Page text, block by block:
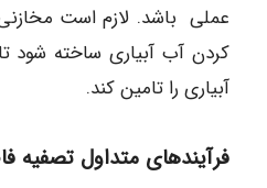
عملی باشد. لازم است
کردن آب آبیاری ساخته شود
آبیاری را تامین کند.
فرآیندهای متداول تصفیه